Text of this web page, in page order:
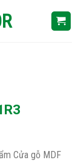
Cửa gỗ MDF